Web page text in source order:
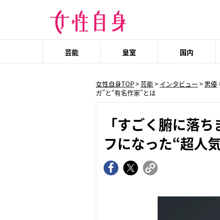
芸能 皇室 国内
女性自身TOP>芸能> インタビュー > 男優
ガ”と“有名作家”とは
「すごく腑に落
フになった“超人